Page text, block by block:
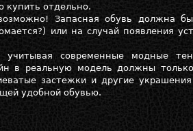
купить отдельно.
Запасная обувь должна
или на случай появления
учитывая современные модные
в реальную модель должны
застежки и другие
удобной обувью.